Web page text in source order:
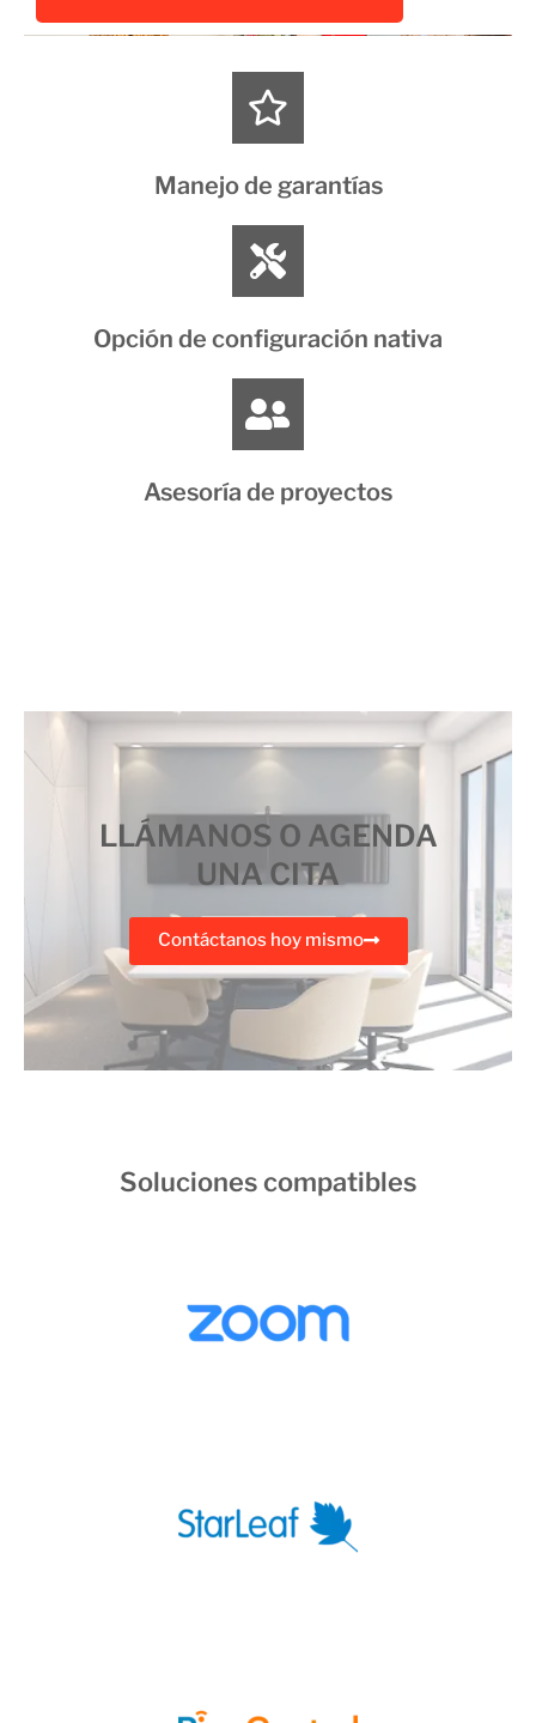
Manejo de garantías
Opción de configuración nativa
Asesoría de proyectos
LLÁMANOS O AGENDA
UNA CITA
Contáctanos hoy mismo
Soluciones compatibles